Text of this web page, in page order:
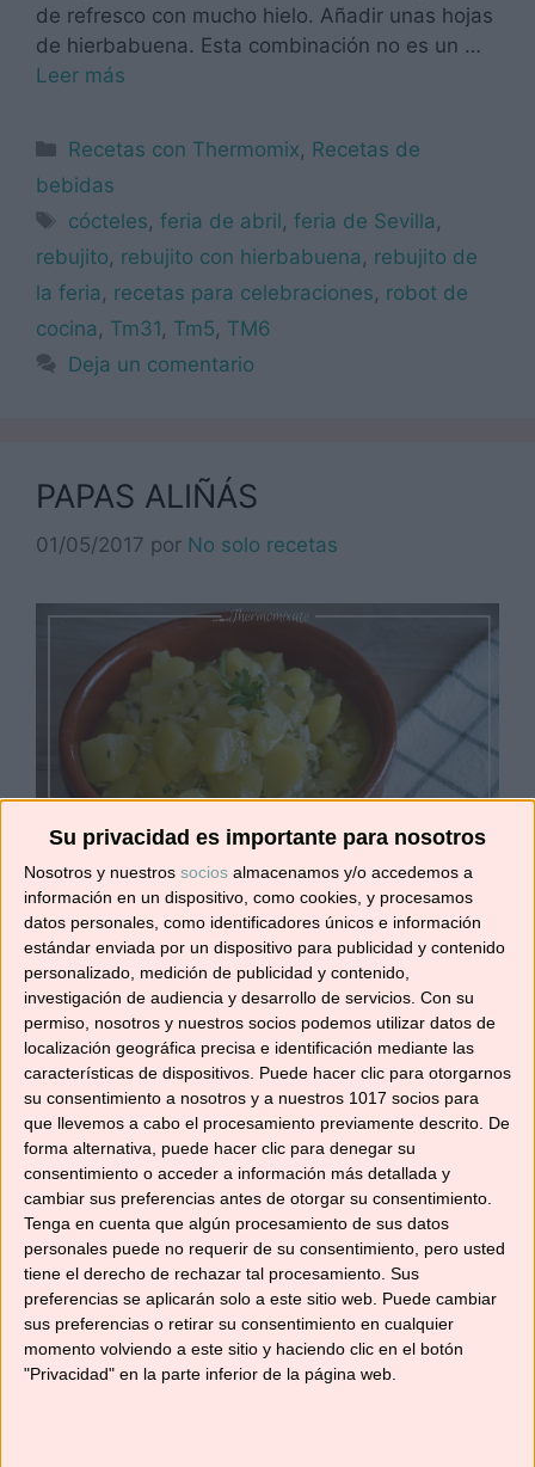
Su privacidad es importante para nosotros
Nosotros y nuestros socios almacenamos y/o accedemos a
información en un dispositivo, como cookies, y procesamos
datos personales, como identificadores únicos e información
estándar enviada por un dispositivo para publicidad y contenido
personalizado, medición de publicidad y contenido,
investigación de audiencia y desarrollo de servicios. Con su
permiso, nosotros y nuestros socios podemos utilizar datos de
localización geográfica precisa e identificación mediante las
características de dispositivos. Puede hacer clic para otorgarnos
su consentimiento a nosotros y a nuestros 1017 socios para
que llevemos a cabo el procesamiento previamente descrito. De
forma alternativa, puede hacer clic para denegar su
consentimiento o acceder a información más detallada y
cambiar sus preferencias antes de otorgar su consentimiento.
Tenga en cuenta que algún procesamiento de sus datos
personales puede no requerir de su consentimiento, pero usted
tiene el derecho de rechazar tal procesamiento. Sus
preferencias se aplicarán solo a este sitio web. Puede cambiar
sus preferencias o retirar su consentimiento en cualquier
momento volviendo a este sitio y haciendo clic en el botón
"Privacidad" en la parte inferior de la página web.
de refresco con mucho hielo. Añadir unas hojas
de hierbabuena. Esta combinación no es un …
Leer más
Categorías
Recetas con Thermomix, Recetas de
bebidas
Etiquetas
cócteles,feria de abril,feria de Sevilla ,
rebujito, rebujito con hierbabuena , rebujito de
la feria , recetas para celebraciones, robot de
cocina , Tm31, Tm5, TM6
Deja un comentario
PAPAS ALIÑÁS
01/05/2017 por No solo recetas
Dentro del recopilatorio “Feria de abril”, hoy te
traigo una rica ensalada muy fácil de preparar,
originaria de Cádiz, pero muy típica en los bares
de Andalucía: las papas aliñás. Es una receta
típica de la cocina andaluza, muy sencilla y
rápida de preparar, que se puede servir como
aperitivo o como acompañamiento de otros …
Leer más
Categorías
Recetas con Thermomix,Recetas de
aperitivos, entrantes y acompañamientos
Etiquetas
ensalada de patatas,feria de abril,feria de
Sevilla
,papas aliñás , papas aliñás de Cádiz